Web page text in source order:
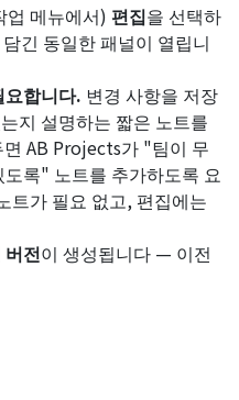
업 메뉴에서) 편집을 선택하
긴 동일한 패널이 열립니
합니다. 변경 사항을 저장
지 설명하는 짧은 노트를
AB Projects가 "팀이 무
록" 노트를 추가하도록 요
트가 필요 없고, 편집에는
버전이 생성됩니다 — 이전